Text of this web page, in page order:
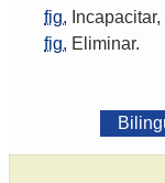
fig. Incapacitar,
fig. Eliminar.